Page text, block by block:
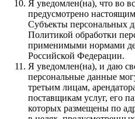
Я уведомлен(на), что во
предусмотрено
Субъекты персональных
Политикой обработки
применимыми нормами
Российской Федерации.
Я уведомлен(на), и даю
персональные данные
третьим лицам,
поставщикам услуг, его
которых размещены по